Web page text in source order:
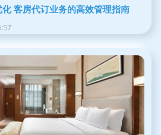
客房代订业务的高效管理指南